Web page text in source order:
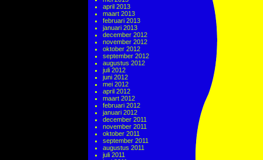
april 2013
maart 2013
februari 2013
januari 2013
december 2012
november 2012
oktober 2012
september 2012
augustus 2012
juli 2012
juni 2012
mei 2012
april 2012
maart 2012
februari 2012
januari 2012
december 2011
november 2011
oktober 2011
september 2011
augustus 2011
juli 2011